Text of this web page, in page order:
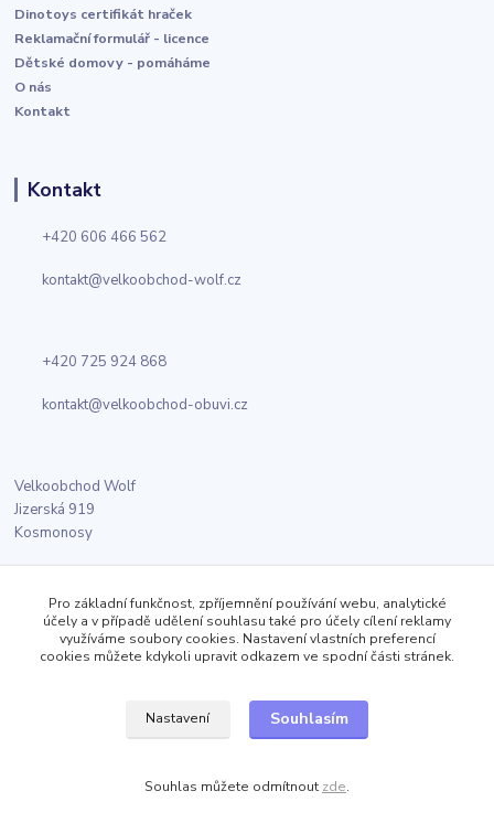
Dinotoys certifikát hraček
Reklamační formulář - licence
Dětské domovy - pomáháme
O nás
Kontakt
Kontakt
+420 606 466 562
kontakt@velkoobchod-wolf.cz
+420 725 924 868
kontakt@velkoobchod-obuvi.cz
Velkoobchod Wolf
Jizerská 919
Kosmonosy
Sledujte nás
Facebook
Twitter
Instagram
Pro základní funkčnost, zpříjemnění používání webu, analytické
účely a v případě udělení souhlasu také pro účely cílení reklamy
využíváme soubory cookies. Nastavení vlastních preferencí
cookies můžete kdykoli upravit odkazem ve spodní části stránek.
Nastavení Souhlasím
Souhlas můžete odmítnout zde.